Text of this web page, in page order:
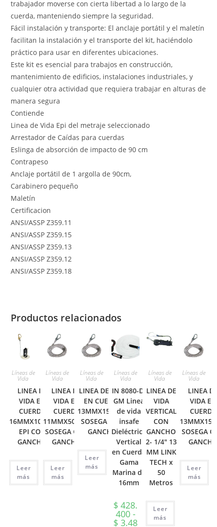
trabajador moverse con cierta libertad a lo largo de la
cuerda, manteniendo siempre la seguridad.
Fácil instalación y transporte: El anclaje portátil y el maletín
facilitan la instalación y el transporte del kit, haciéndolo
práctico para usar en diferentes ubicaciones.
Este kit es esencial para trabajos en construcción,
mantenimiento de edificios, instalaciones industriales, y
cualquier otra actividad que requiera trabajar en alturas de
manera segura
Contiende
Linea de Vida Epi del metraje seleccionado
Arrestador de Caídas para cuerdas
Eslinga de absorción de impacto de 90 cm
Contrapeso
Anclaje portátil de 1 argolla de 90cm,
Carabinero pequeño
Maletín
Certificacion
ANSI/ASSP Z359.11
ANSI/ASSP Z359.15
ANSI/ASSP Z359.13
ANSI/ASSP Z359.12
ANSI/ASSP Z359.18
Productos relacionados
Líneas de
Vida
LINEA DE
VIDA EN
CUERDA
16MMX10MTS
EPI CON
GANCHO
Leer
más
Líneas de
Vida
LINEA DE
VIDA EN
CUERDA
11MMX50MTS
SOSEGA CON
GANCHO
Leer
más
Líneas de
Vida
LINEA DE VIDA
EN CUERDA
13MMX150MTS
SOSEGA CON
GANCHO
Leer
más
Líneas de
Vida
IN 8080-D-
GM Linea
de vida
insafe
Dieléctrica
Vertical
en Cuerda
Gama
Marina de
16mm
$ 428.
400 -
$ 3.48
Líneas de
Vida
LINEA DE
VIDA
VERTICAL
CON
GANCHO
2- 1/4″ 13
MM LINK
TECH x
50
Metros
Leer
más
Líneas de
Vida
LINEA
VIDA EN
CUERDA
SOSEGA
Leer
más